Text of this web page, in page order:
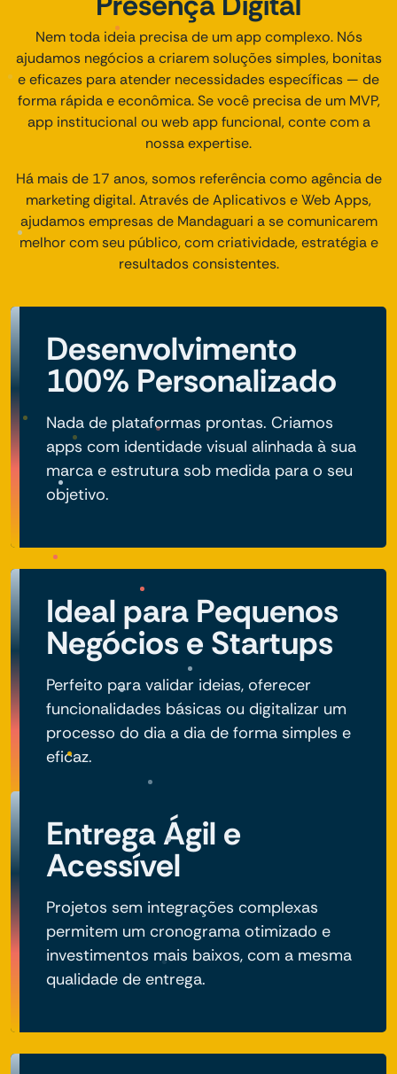
Nem toda ideia precisa de um app complexo. Nós
ajudamos negócios a criarem soluções simples, bonitas
e eficazes para atender necessidades específicas — de
forma rápida e econômica. Se você precisa de um MVP,
app institucional ou web app funcional, conte com a
nossa expertise.
Há mais de 17 anos, somos referência como agência de
marketing digital. Através de Aplicativos e Web Apps,
ajudamos empresas de Mandaguari a se comunicarem
melhor com seu público, com criatividade, estratégia e
resultados consistentes.
Desenvolvimento
100% Personalizado
Nada de plataformas prontas. Criamos
apps com identidade visual alinhada à sua
marca e estrutura sob medida para o seu
objetivo.
Ideal para Pequenos
Negócios e Startups
Perfeito para validar ideias, oferecer
funcionalidades básicas ou digitalizar um
processo do dia a dia de forma simples e
eficaz.
Entrega Ágil e
Acessível
Projetos sem integrações complexas
permitem um cronograma otimizado e
investimentos mais baixos, com a mesma
qualidade de entrega.